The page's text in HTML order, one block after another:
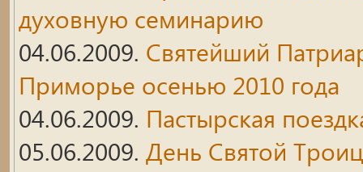
духовную семинарию
04.06.2009. Святейший
Приморье осенью 2010 года
04.06.2009. Пастырская
05.06.2009. День Святой